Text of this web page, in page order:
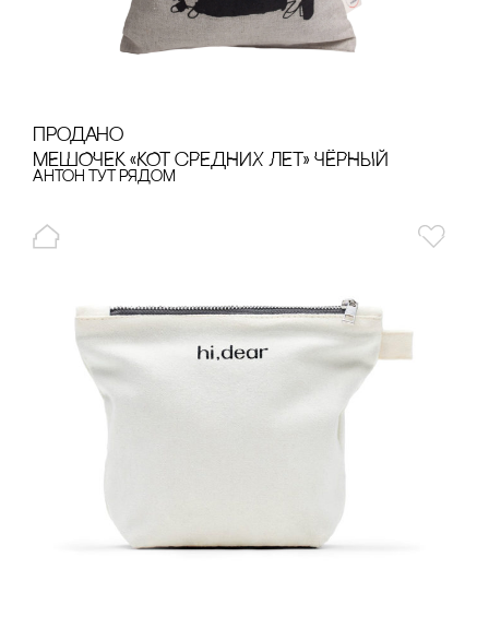
продано
МЕШОЧЕК «КОТ сРЕДНИХ ЛЕТ» ЧЁРНЫЙ
Антон тут рядом